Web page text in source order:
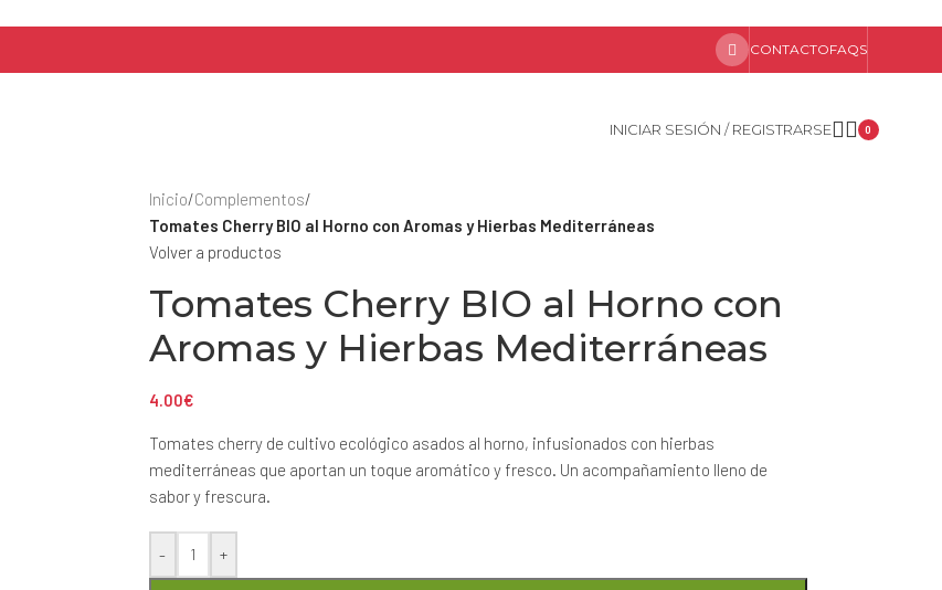
CONTACTOFAQS
INICIAR SESIÓN / REGISTRARSE 0
Inicio/Complementos/
Tomates Cherry BIO al Horno con Aromas y Hierbas Mediterráneas
Volver a productos
Tomates Cherry BIO al Horno con
Aromas y Hierbas Mediterráneas
4.00€
Tomates cherry de cultivo ecológico asados al horno, infusionados con hierbas
mediterráneas que aportan un toque aromático y fresco. Un acompañamiento lleno de
sabor y frescura.
- +